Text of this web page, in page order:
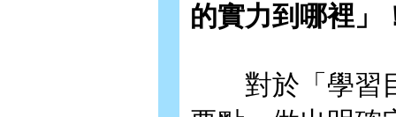
的實力到哪裡」
對於「學習目